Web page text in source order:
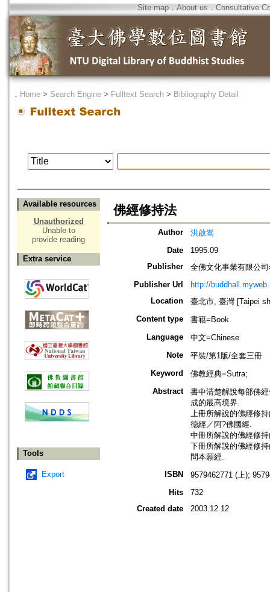
Site map．About us ． Consultative
． Home > Search Engine > Fulltext Search > Bibliography Detail
Available resources
Unauthorized
Unable to
provide reading
Extra service
Tools
Export
佛經修持法
Author
洪啟嵩
Date
1995.09
Publisher
全佛文化事業有限公
Publisher Url
http://
Location
臺北市, 臺灣 [Taipei
Content type
書籍=Book
Language
中文=Chinese
Note
平裝/第1版/全套三冊
Keyword
佛教經典=Sutra;
Abstract
書中清楚解說每部佛
成的最高境界.
上冊所解說的佛經修
德經／阿?佛國經.
中冊所解說的佛經修
下冊所解說的佛經修
問本願經.
ISBN
9579462771 (上);
Hits
732
Created date
2003.12.12